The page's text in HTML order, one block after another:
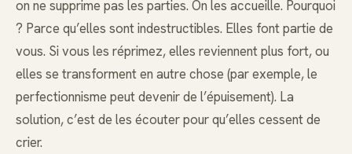
on ne supprime pas les parties. On les accueille. Pourquoi
? Parce qu’elles sont indestructibles. Elles font partie de
vous. Si vous les réprimez, elles reviennent plus fort, ou
elles se transforment en autre chose (par exemple, le
perfectionnisme peut devenir de l’épuisement). La
solution, c’est de les écouter pour qu’elles cessent de
crier.